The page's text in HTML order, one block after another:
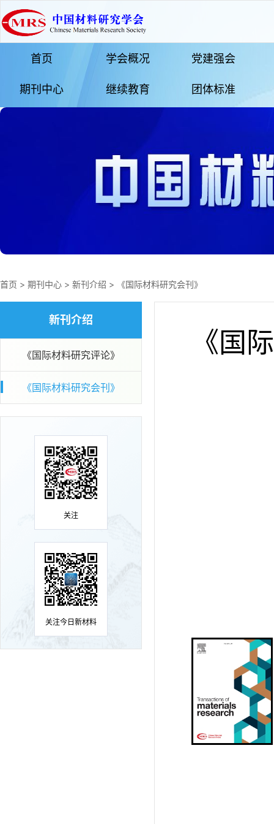
首页 学会概况 党建强会
期刊中心 继续教育 团体标准
首页 > 期刊中心 > 新刊介绍 > 《国际材料研究会刊》
新刊介绍
《国际材料研究评论》
《国际材料研究会刊》
关注
关注今日新材料
《国